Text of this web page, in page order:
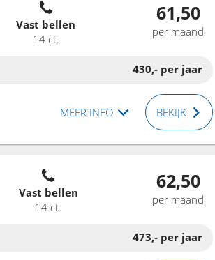
Vast bellen
14 ct.
61,50
per maand
430,- per jaar
MEER INFO BEKIJK
Vast bellen
14 ct.
62,50
per maand
473,- per jaar